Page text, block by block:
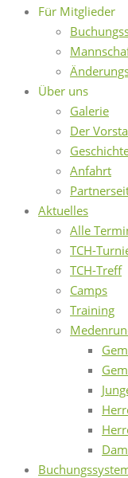
Für Mitglieder
Über uns
Galerie
Der
Anfahrt
Aktuelles
Alle
TCH-
TCH-Treff
Camps
Training